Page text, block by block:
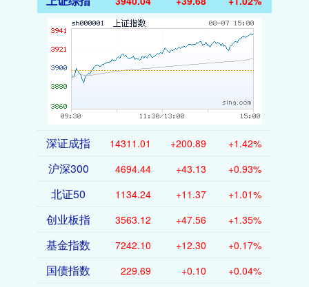
深证成指 14311.01 +200.89 +1.42%
沪深300 4694.44 +43.13 +0.93%
北证50 1134.24 +11.37 +1.01%
创业板指 3563.12 +47.56 +1.35%
基金指数 7242.10 +12.30 +0.17%
国债指数 229.69 +0.10 +0.04%